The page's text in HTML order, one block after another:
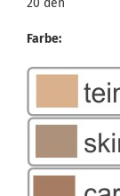
20 den
Farbe: